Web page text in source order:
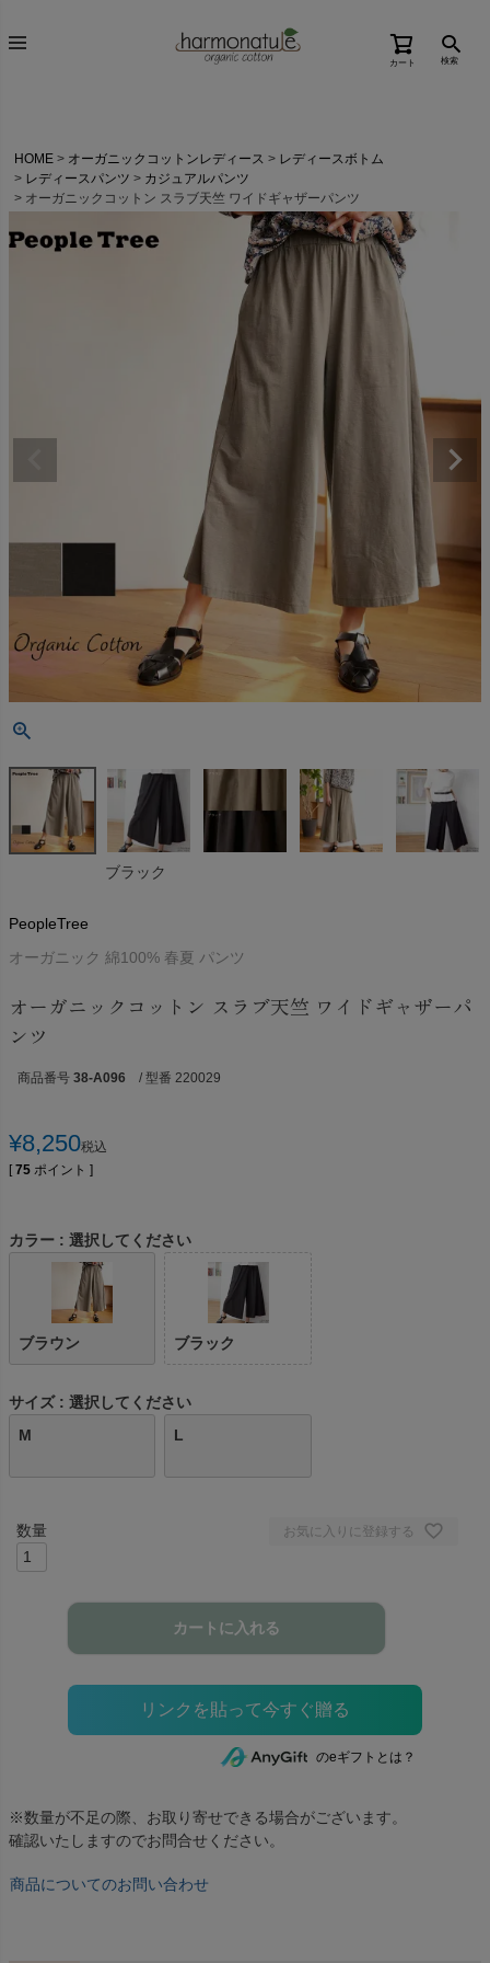
カート 検索
HOME オーガニックコットンレディース
レディースボトム
レディースパンツ
カジュアルパンツ
オーガニックコットン スラブ天竺 ワイドギャザーパンツ
ブラック
PeopleTree
オーガニック 綿100% 春夏 パンツ
オーガニックコットン スラブ天竺 ワイドギャザーパ
ンツ
商品番号 38-A096 / 型番 220029
¥8,250税込
[ 75 ポイント ]
カラー 選択してください
ブラウン ブラック
サイズ
選択してください
M
L
お気に入りに登録する
カートに入れる
のeギフトとは？
※数量が不足の際、お取り寄せできる場合がございます。
確認いたしますのでお問合せください。
商品についてのお問い合わせ